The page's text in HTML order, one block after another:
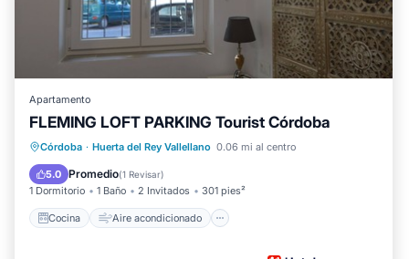
Apartamento
FLEMING LOFT PARKING Tourist Córdoba
Córdoba · Huerta del Rey Vallellano 0.06 mi al centro
5.0 Promedio(1 Revisar)
1 Dormitorio 1 Baño 2 Invitados 301 pies²
Cocina Aire acondicionado
Cocina Aire acondicionado
Internet
Apto para niños